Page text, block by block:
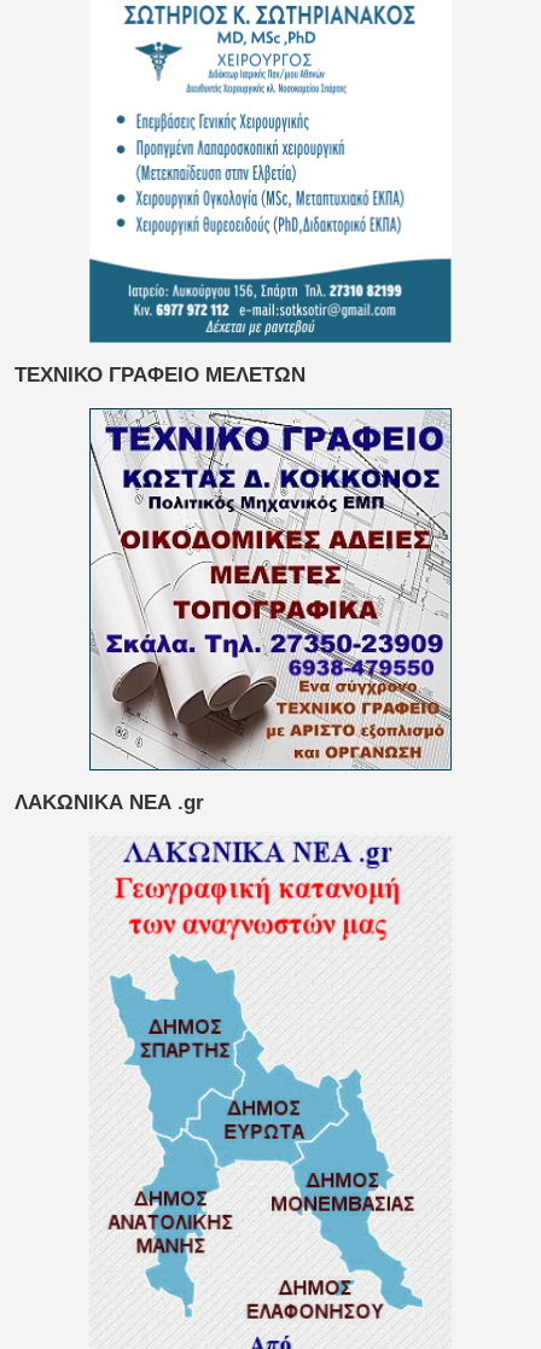
ΤΕΧΝΙΚΟ ΓΡΑΦΕΙΟ ΜΕΛΕΤΩΝ
ΛΑΚΩΝΙΚΑ ΝΕΑ .gr